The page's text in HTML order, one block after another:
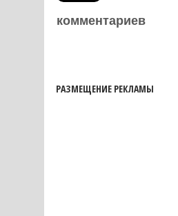
комментариев
РАЗМЕЩЕНИЕ РЕКЛАМЫ